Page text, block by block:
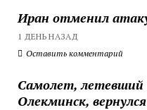
Иран отменил
1 ДЕНЬ НАЗАД
Оставить комментарий
Самолет, летевший
Олекминск,